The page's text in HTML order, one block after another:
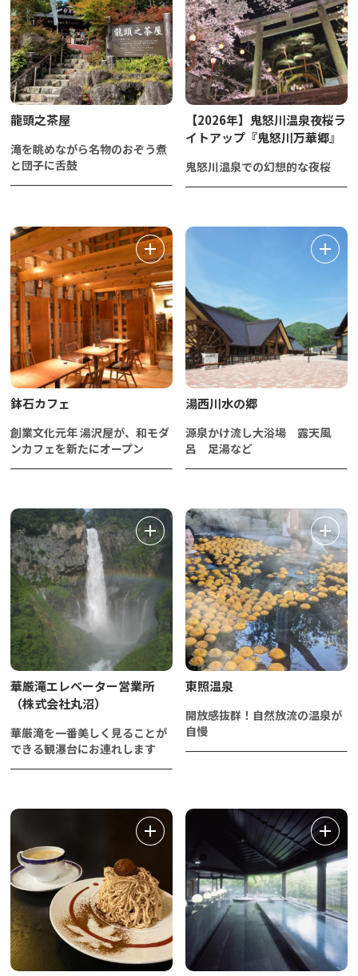
龍頭之茶屋
滝を眺めながら名物のおぞう煮
と団子に舌鼓
【2026年】鬼怒川温泉夜桜ラ
イトアップ『鬼怒川万華郷』
鬼怒川温泉での幻想的な夜桜
鉢石カフェ
創業文化元年 湯沢屋が、和モダ
ンカフェを新たにオープン
湯西川水の郷
源泉かけ流し大浴場 露天風
呂 足湯など
華厳滝エレベーター営業所
（株式会社丸沼）
華厳滝を一番美しく見ることが
できる観瀑台にお連れします
東照温泉
開放感抜群！自然放流の温泉が
自慢